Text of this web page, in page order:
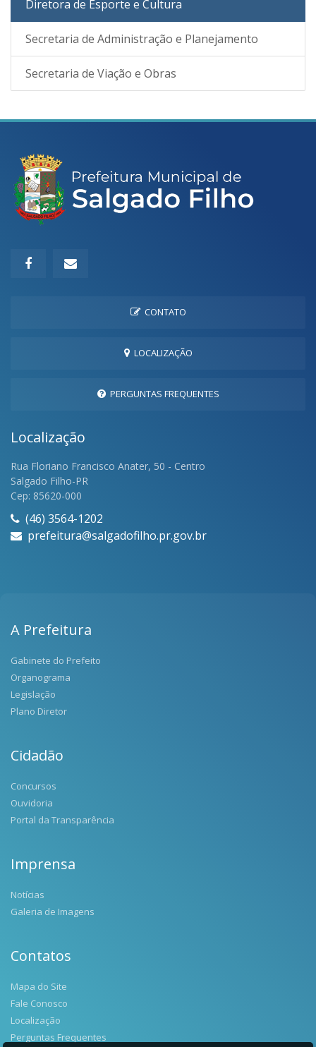
Diretora de Esporte e Cultura
Secretaria de Administração e Planejamento
Secretaria de Viação e Obras
CONTATO
LOCALIZAÇÃO
PERGUNTAS FREQUENTES
Localização
Rua Floriano Francisco Anater, 50 - Centro
Salgado Filho-PR
Cep: 85620-000
(46) 3564-1202
prefeitura@salgadofilho.pr.gov.br
A Prefeitura
Gabinete do Prefeito
Organograma
Legislação
Plano Diretor
Cidadão
Concursos
Ouvidoria
Portal da Transparência
Imprensa
Notícias
Galeria de Imagens
Contatos
Mapa do Site
Fale Conosco
Localização
Perguntas Frequentes